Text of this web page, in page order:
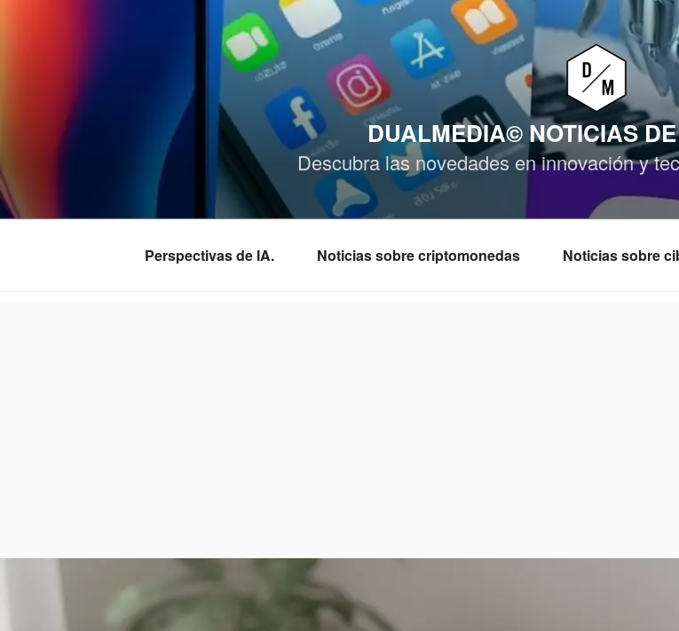
DUALMEDIA© NOTICIAS
Descubra las novedades en innovación y
Perspectivas de IA. Noticias sobre criptomonedas Noticias sobre